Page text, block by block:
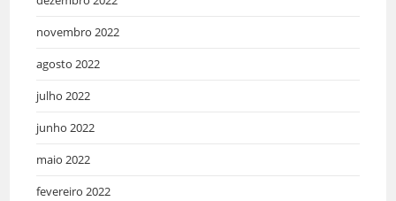
novembro 2022
agosto 2022
julho 2022
junho 2022
maio 2022
fevereiro 2022